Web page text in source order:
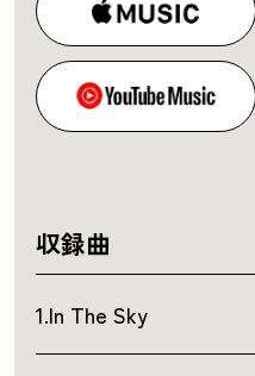
収録曲
1.In The Sky